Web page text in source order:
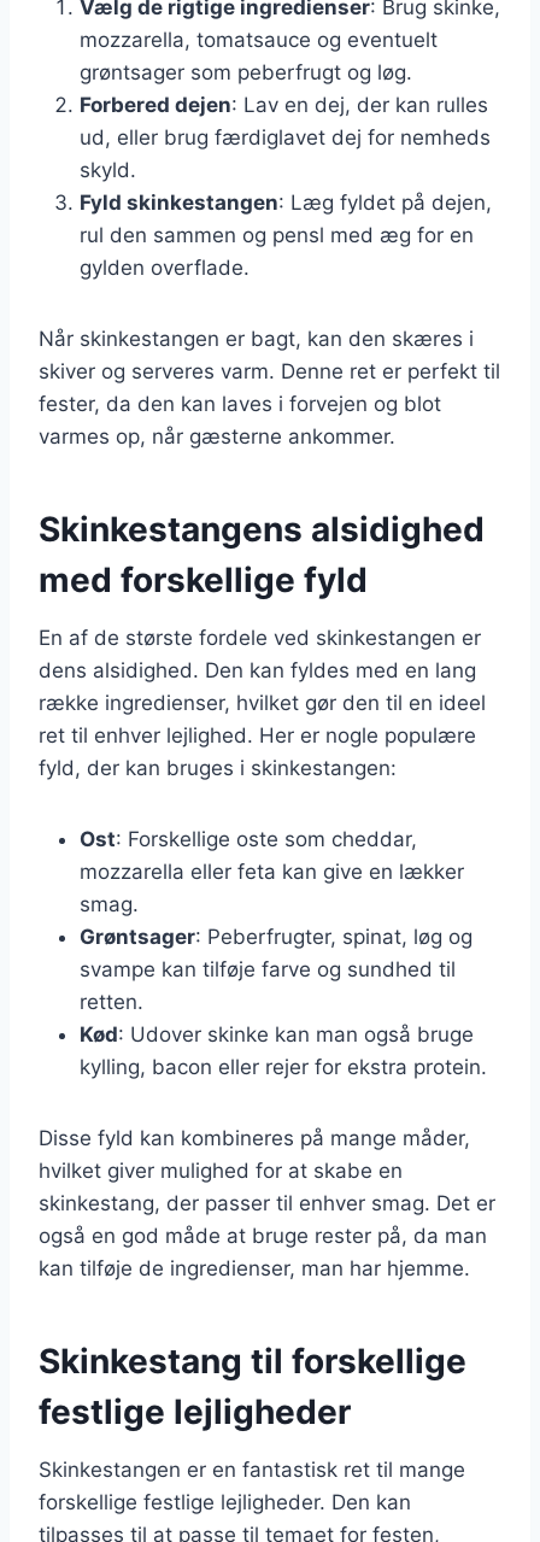
Vælg de rigtige ingredienser: Brug skinke,
mozzarella, tomatsauce og eventuelt
grøntsager som peberfrugt og løg.
Forbered dejen: Lav en dej, der kan rulles
ud, eller brug færdiglavet dej for nemheds
skyld.
Fyld skinkestangen: Læg fyldet på dejen,
rul den sammen og pensl med æg for en
gylden overflade.
Når skinkestangen er bagt, kan den skæres i
skiver og serveres varm. Denne ret er perfekt til
fester, da den kan laves i forvejen og blot
varmes op, når gæsterne ankommer.
Skinkestangens alsidighed
med forskellige fyld
En af de største fordele ved skinkestangen er
dens alsidighed. Den kan fyldes med en lang
række ingredienser, hvilket gør den til en ideel
ret til enhver lejlighed. Her er nogle populære
fyld, der kan bruges i skinkestangen:
Ost: Forskellige oste som cheddar,
mozzarella eller feta kan give en lækker
smag.
Grøntsager: Peberfrugter, spinat, løg og
svampe kan tilføje farve og sundhed til
retten.
Kød: Udover skinke kan man også bruge
kylling, bacon eller rejer for ekstra protein.
Disse fyld kan kombineres på mange måder,
hvilket giver mulighed for at skabe en
skinkestang, der passer til enhver smag. Det er
også en god måde at bruge rester på, da man
kan tilføje de ingredienser, man har hjemme.
Skinkestang til forskellige
festlige lejligheder
Skinkestangen er en fantastisk ret til mange
forskellige festlige lejligheder. Den kan
tilpasses til at passe til temaet for festen,